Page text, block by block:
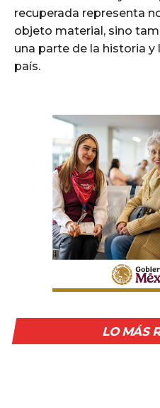
recuperada representa
objeto material, sino
una parte de la historia
país.
LO MÁS